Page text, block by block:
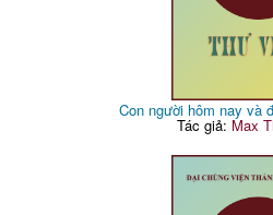
Con người hôm nay và
Tác giả: Max